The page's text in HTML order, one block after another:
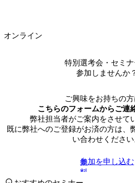
オンライン
特別選考会・セミナ
参加しませんか
ご興味をお持ちの方
こちらのフォームからご連
弊社担当者がご案内をさせて
既に弊社へのご登録がお済の方は、
い合わせください
無
料
参加を申し込む